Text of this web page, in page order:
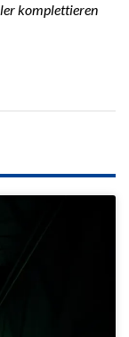
komplettieren